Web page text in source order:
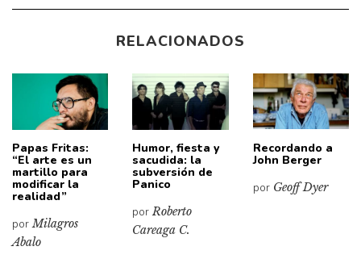
RELACIONADOS
Papas Fritas:
“El arte es un
martillo para
modificar la
realidad”
porMilagros
Abalo
Humor, fiesta y
sacudida: la
subversión de
Panico
porRoberto
Careaga C.
Recordando a
John Berger
por Geoff Dyer